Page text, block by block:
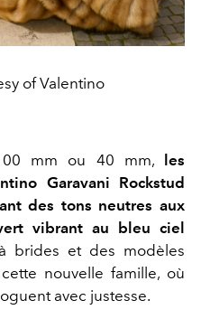
of Valentino
mm ou 40 mm,
les
Garavani Rockstud
des tons neutres aux
vibrant au bleu ciel
brides et des modèles
nouvelle famille, où
avec justesse.